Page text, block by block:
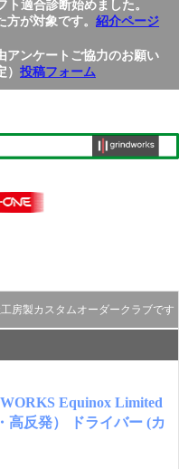
適合診断始めました。
が対象です。 紹介ページ
アンケートご協力のお願い
投稿フォーム
房製カスタムオーダークラブです
Equinox Limited
高反発） ドライバー (カ